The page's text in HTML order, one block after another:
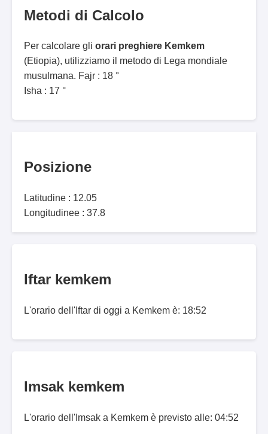
Metodi di Calcolo
Per calcolare gli orari preghiere Kemkem
(Etiopia), utilizziamo il metodo di Lega mondiale
musulmana. Fajr : 18 °
Isha : 17 °
Posizione
Latitudine : 12.05
Longitudinee : 37.8
Iftar kemkem
L'orario dell'Iftar di oggi a Kemkem è: 18:52
Imsak kemkem
L'orario dell'Imsak a Kemkem è previsto alle: 04:52